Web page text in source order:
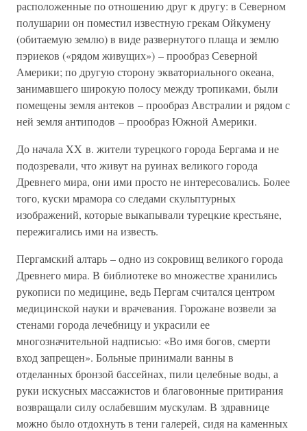
расположенные по отношению друг к другу: в Северном
полушарии он поместил известную грекам Ойкумену
(обитаемую землю) в виде развернутого плаща и землю
пэриеков («рядом живущих») – прообраз Северной
Америки; по другую сторону экваториального океана,
занимавшего широкую полосу между тропиками, были
помещены земля антеков – прообраз Австралии и рядом с
ней земля антиподов – прообраз Южной Америки.
До начала XX в. жители турецкого города Бергама и не
подозревали, что живут на руинах великого города
Древнего мира, они ими просто не интересовались. Более
того, куски мрамора со следами скульптурных
изображений, которые выкапывали турецкие крестьяне,
пережигались ими на известь.
Пергамский алтарь – одно из сокровищ великого города
Древнего мира. В библиотеке во множестве хранились
рукописи по медицине, ведь Пергам считался центром
медицинской науки и врачевания. Горожане возвели за
стенами города лечебницу и украсили ее
многозначительной надписью: «Во имя богов, смерти
вход запрещен». Больные принимали ванны в
отделанных бронзой бассейнах, пили целебные воды, а
руки искусных массажистов и благовонные притирания
возвращали силу ослабевшим мускулам. В здравнице
можно было отдохнуть в тени галерей, сидя на каменных